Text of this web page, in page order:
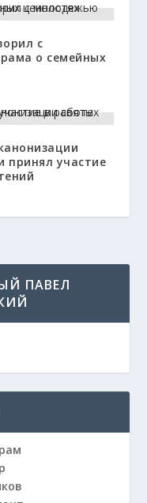
с
о семейных
принял участие
ПАВЕЛ